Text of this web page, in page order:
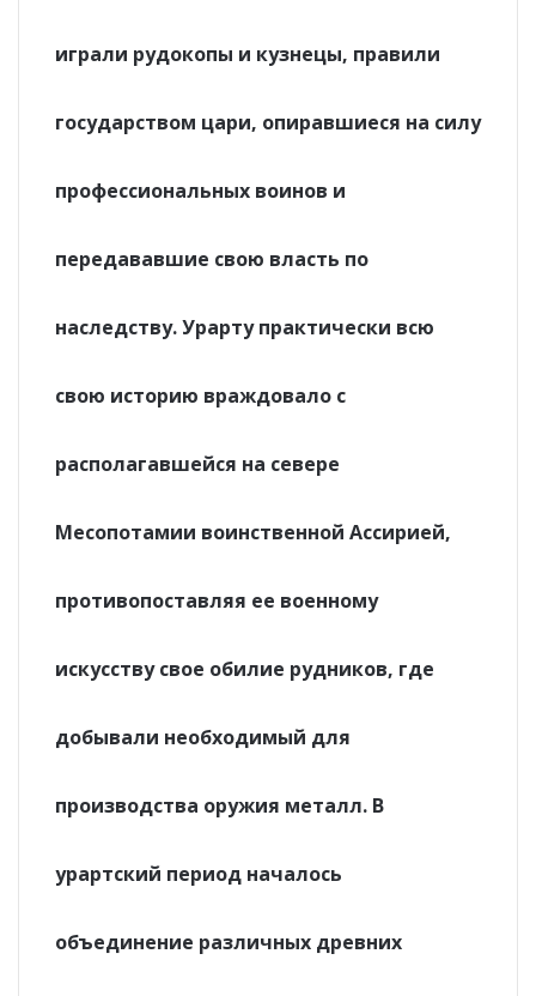
играли рудокопы и кузнецы, правили
государством цари, опиравшиеся на силу
профессиональных воинов и
передававшие свою власть по
наследству. Урарту практически всю
свою историю враждовало с
располагавшейся на севере
Месопотамии воинственной Ассирией,
противопоставляя ее военному
искусству свое обилие рудников, где
добывали необходимый для
производства оружия металл. В
урартский период началось
объединение различных древних